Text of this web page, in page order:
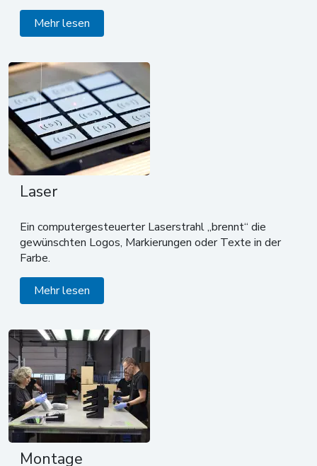
Mehr lesen
Laser
Ein computergesteuerter Laserstrahl „brennt“ die
gewünschten Logos, Markierungen oder Texte in der
Farbe.
Mehr lesen
Montage